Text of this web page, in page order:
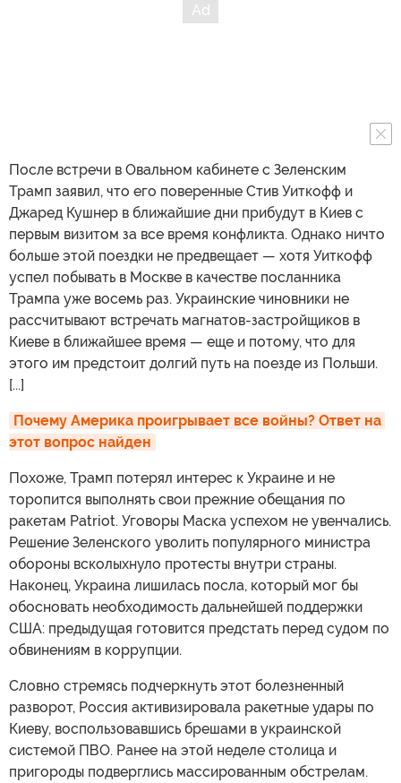
После встречи в Овальном кабинете с Зеленским
Трамп заявил, что его поверенные Стив Уиткофф и
Джаред Кушнер в ближайшие дни прибудут в Киев с
первым визитом за все время конфликта. Однако ничто
больше этой поездки не предвещает — хотя Уиткофф
успел побывать в Москве в качестве посланника
Трампа уже восемь раз. Украинские чиновники не
рассчитывают встречать магнатов-застройщиков в
Киеве в ближайшее время — еще и потому, что для
этого им предстоит долгий путь на поезде из Польши.
[...]
Почему Америка проигрывает все войны? Ответ на
этот вопрос найден
Похоже, Трамп потерял интерес к Украине и не
торопится выполнять свои прежние обещания по
ракетам Patriot. Уговоры Маска успехом не увенчались.
Решение Зеленского уволить популярного министра
обороны всколыхнуло протесты внутри страны.
Наконец, Украина лишилась посла, который мог бы
обосновать необходимость дальнейшей поддержки
США: предыдущая готовится предстать перед судом по
обвинениям в коррупции.
Словно стремясь подчеркнуть этот болезненный
разворот, Россия активизировала ракетные удары по
Киеву, воспользовавшись брешами в украинской
системой ПВО. Ранее на этой неделе столица и
пригороды подверглись массированным обстрелам.